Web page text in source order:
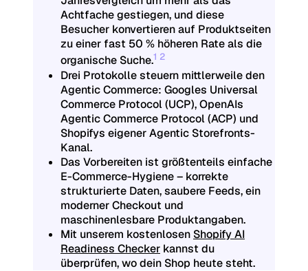
Achtfache gestiegen, und diese
Besucher konvertieren auf Produktseiten
zu einer fast 50 % höheren Rate als die
organische Suche.1 2
Drei Protokolle steuern mittlerweile den
Agentic Commerce: Googles Universal
Commerce Protocol (UCP), OpenAIs
Agentic Commerce Protocol (ACP) und
Shopifys eigenerAgentic Storefronts-
Kanal.
Das Vorbereiten ist größtenteils einfache
E-Commerce-Hygiene – korrekte
strukturierte Daten, saubere Feeds, ein
moderner Checkout und
maschinenlesbare Produktangaben.
Mit unserem kostenlosen Shopify AI
Readiness Checker kannst du
überprüfen, wo dein Shop heute steht.